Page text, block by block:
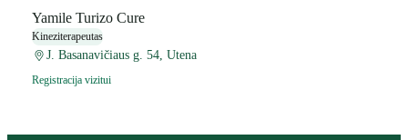
Yamile Turizo Cure
Kineziterapeutas
J. Basanavičiaus g. 54, Utena
Registracija vizitui